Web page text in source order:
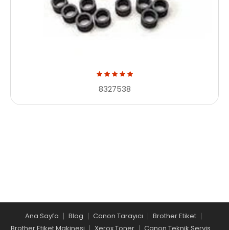
8327538
Ana Sayfa Blog Canon Tarayıcı
Brother Etiket